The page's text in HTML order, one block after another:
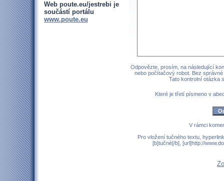
Web poute.eu/jestrebi je
součástí portálu
www.poute.eu
Odpovězte, prosím, na následující
nebo počítačový robot. Bez
Tato kontrolní otázka
Které je třetí písmeno v
V rámci
Pro vložení tučného textu,
[b]tučné[/b], [url]http://